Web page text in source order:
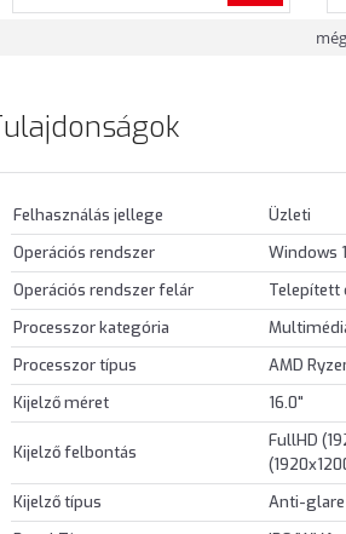
Felhasználás jellege
Üzleti
Operációs rendszer
Windows
Operációs rendszer felár
Telepített
Processzor kategória
Processzor típus
AMD
Kijelző méret
16.0"
Kijelző felbontás
FullHD
Kijelző típus
Anti-